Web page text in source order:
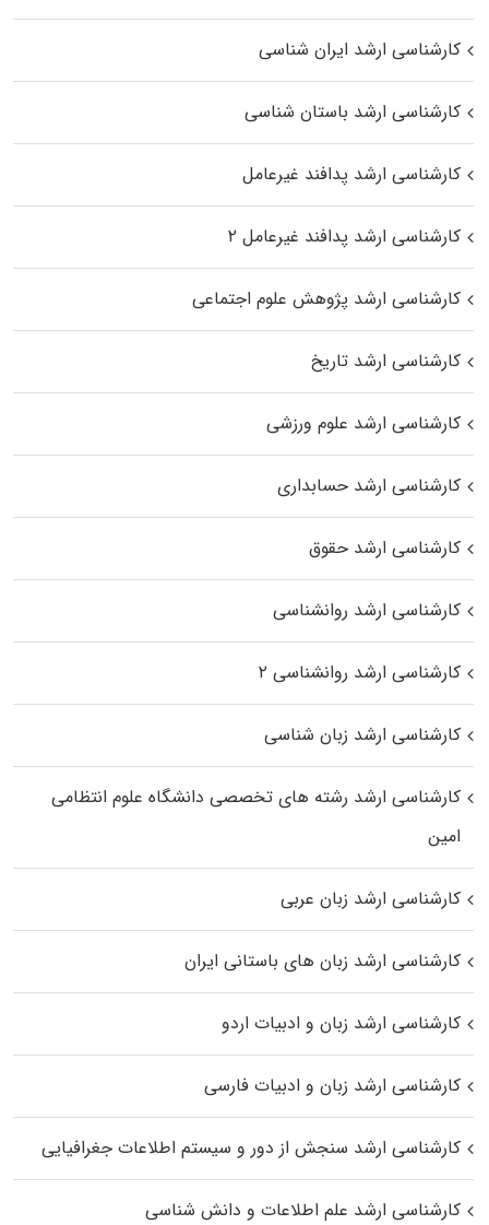
کارشناسی ارشد ایران شناسی
کارشناسی ارشد باستان شناسی
کارشناسی ارشد پدافند غیرعامل
کارشناسی ارشد پدافند غیرعامل ۲
کارشناسی ارشد پژوهش علوم اجتماعی
کارشناسی ارشد تاریخ
کارشناسی ارشد علوم ورزشی
کارشناسی ارشد حسابداری
کارشناسی ارشد حقوق
کارشناسی ارشد روانشناسی
کارشناسی ارشد روانشناسی ۲
کارشناسی ارشد زبان شناسی
کارشناسی ارشد رﺷﺘﻪ ﻫﺎی تخصصی داﻧﺸﮕﺎه ﻋﻠﻮم انتظامی
اﻣﻴﻦ
کارشناسی ارشد زبان عربی
کارشناسی ارشد زبان‌ های باستانی ایران
کارشناسی ارشد زبان و ادبیات اردو
کارشناسی ارشد زبان و ادبیات فارسی
کارشناسی ارشد سنجش از دور و سیستم اطلاعات جغرافیایی
کارشناسی ارشد علم اطلاعات و دانش شناسی